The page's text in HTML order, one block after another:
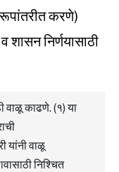
रूपांतरीत करणे)
व शासन निर्णयासाठी
वाळू काढणे. (१) या
यांनी वाळू
निश्चित